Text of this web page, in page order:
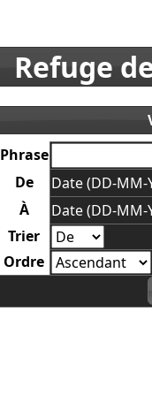
Refuge
Phrase
De
Date (DD-MM-
À
Date (DD-MM-
Trier
Ordre